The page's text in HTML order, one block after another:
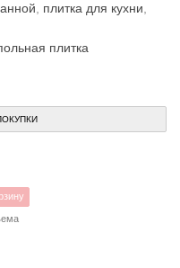
плитка для кухни
плитка